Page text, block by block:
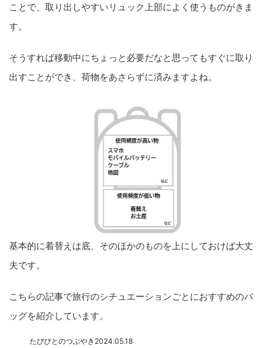
ことで、取り出しやすいリュック上部によく使うものがきま
す。
そうすれば移動中にちょっと必要だなと思ってもすぐに取り
出すことができ、荷物をあさらずに済みますよね。
基本的に着替えは底、そのほかのものを上にしておけば大丈
夫です。
こちらの記事で旅行のシチュエーションごとにおすすめのバ
ッグを紹介しています。
たびびとのつぶやき 2024.05.18